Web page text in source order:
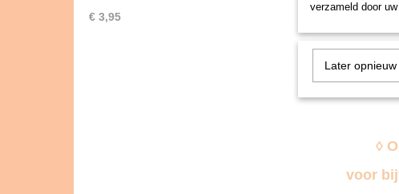
€ 3,95
◊
voor
verzameld door
Later opnieuw